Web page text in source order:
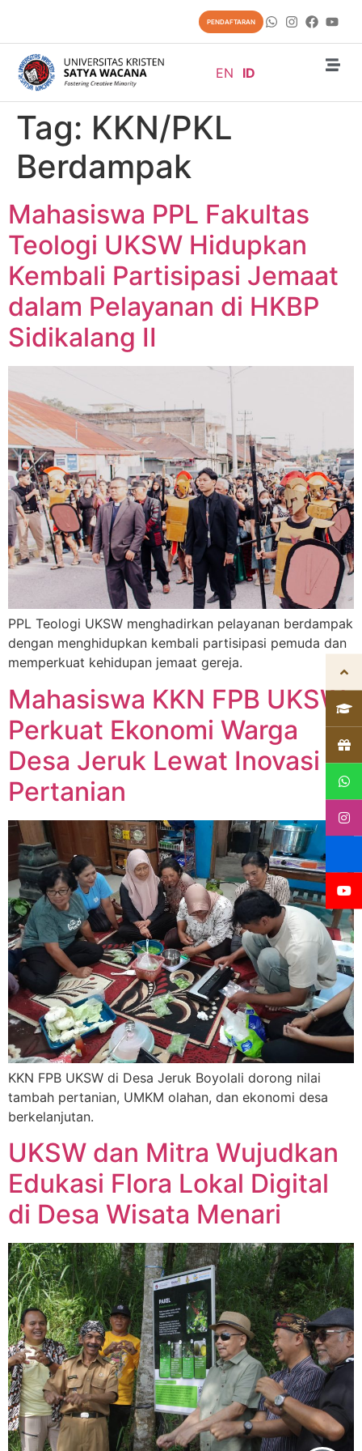
PENDAFTARAN
EN ID
Tag: KKN/PKL
Berdampak
Mahasiswa PPL Fakultas
Teologi UKSW Hidupkan
Kembali Partisipasi Jemaat
dalam Pelayanan di HKBP
Sidikalang II
PPL Teologi UKSW menghadirkan pelayanan berdampak
dengan menghidupkan kembali partisipasi pemuda dan
memperkuat kehidupan jemaat gereja.
Mahasiswa KKN FPB UKSW
Perkuat Ekonomi Warga
Desa Jeruk Lewat Inovasi
Pertanian
KKN FPB UKSW di Desa Jeruk Boyolali dorong nilai
tambah pertanian, UMKM olahan, dan ekonomi desa
berkelanjutan.
UKSW dan Mitra Wujudkan
Edukasi Flora Lokal Digital
di Desa Wisata Menari